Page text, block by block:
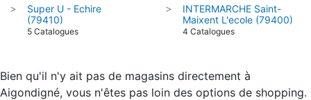
>
Super U - Echire
(79410)
5 Catalogues
>
INTERMARCHE Saint-
Maixent L'ecole (79400)
4 Catalogues
Bien qu'il n'y ait pas de magasins directement à
Aigondigné, vous n'êtes pas loin des options de shopping.